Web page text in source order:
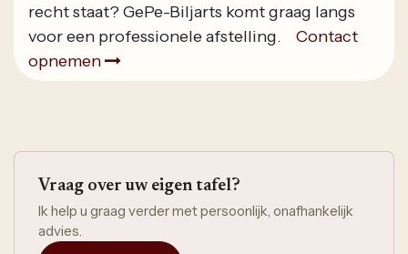
recht staat? GePe-Biljarts komt graag langs
voor een professionele afstelling. Contact
opnemen
Vraag over uw eigen tafel?
Ik help u graag verder met persoonlijk, onafhankelijk
advies.